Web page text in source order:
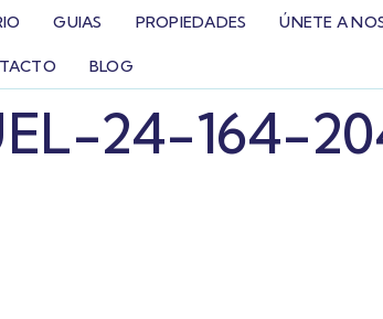
GUIAS PROPIEDADES ÚNETE A
BLOG
24-164-